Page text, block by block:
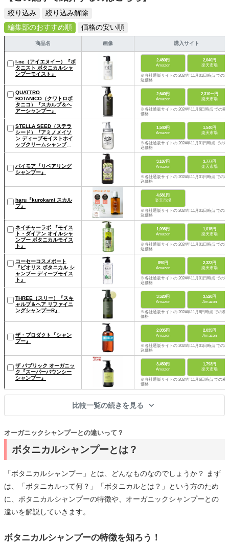
絞り込み
絞り込み解除
編集部のおすすめ順
価格の安い順
商品名 画像 購入サイト
I-ne（アイエヌイー）『ボ
タニスト ボタニカルシャ
ンプーモイスト』
2,480円
Amazon
2,040円
楽天市場
※各社通販サイトの 2024年11月01日時点 での税
込価格
QUATTRO
BOTANICO（クワトロボ
タニコ）『スカルプ＆ヘ
アーシャンプー』
2,640円
Amazon
2,310〜円
楽天市場
※各社通販サイトの 2024年11月6日時点 での税
価格
STELLA SEED（ステラ
シード）『アミノメイソ
ン ディープモイストホイ
ップクリームシャンプ
1,540円
Amazon
1,540円
楽天市場
※各社通販サイトの 2024年11月01日時点 での税
込価格
パイモア『リペアリング
シャンプー』
3,187円
Amazon
3,777円
楽天市場
※各社通販サイトの 2024年11月01日時点 での税
込価格
haru『kurokami スカル
プ』
4,681円
楽天市場
※各社通販サイトの 2024年11月01日時点 での税
込価格
ネイチャーラボ 『モイス
ト・ダイアン オイルシャ
ンプー ボタニカルモイス
ト』
1,098円
Amazon
1,015円
楽天市場
※各社通販サイトの 2024年11月01日時点 での税
込価格
コーセーコスメポート
『ビオリス ボタニカル シ
ャンプー ディープモイス
ト』
890円
Amazon
2,322円
楽天市場
※各社通販サイトの 2024年11月01日時点 での税
込価格
THREE（スリー）『スキ
ャルプ＆ヘア リファイニ
ングシャンプーR』
3,520円
Amazon
3,520円
Amazon
※各社通販サイトの 2024年11月6日時点 での税
価格
ザ・プロダクト『シャン
プー』
2,035円
Amazon
2,035円
Amazon
※各社通販サイトの 2024年11月01日時点 での税
込価格
ザ パブリック オーガニッ
ク『スーパーバウンシー
シャンプー』
3,450円
Amazon
1,793円
楽天市場
※各社通販サイトの 2024年11月6日時点 での税
価格
比較一覧の続きを見る
ボタニカルシャンプーとは？
オーガニックシャンプーとの違いって？
「ボタニカルシャンプー」とは、どんなものなのでしょうか？ まず
は、「ボタニカルって何？」「ボタニカルとは？」という方のため
に、ボタニカルシャンプーの特徴や、オーガニックシャンプーとの
違いを解説していきます。
ボタニカルシャンプーの特徴を知ろう！